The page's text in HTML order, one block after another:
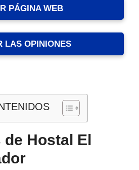
PÁGINA WEB
LAS OPINIONES
Hostal El